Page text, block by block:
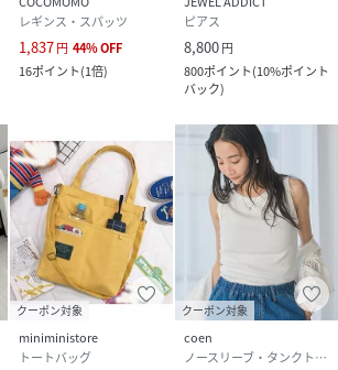
レギンス・スパッツ
1,837円 44%OFF
16ポイント(1倍)
ピアス
8,800円
800ポイント(10%ポイント
バック)
クーポン対象
miniministore
トートバッグ
クーポン対象
coen
ノースリーブ・タンクトップ